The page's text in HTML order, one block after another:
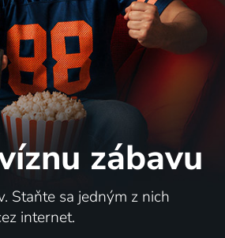
zábavu
Staňte sa jedným z nich
internet.